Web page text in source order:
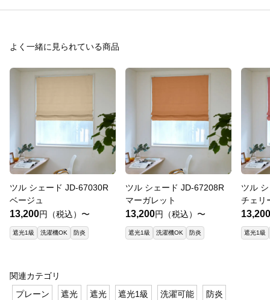
よく一緒に見られている商品
ツル シェード JD-67030R
ベージュ
13,200円（税込）〜
遮光1級 洗濯機OK 防炎
ツル シェード JD-67208R
マーガレット
13,200円（税込）〜
遮光1級 洗濯機OK 防炎
ツル
チェリ
13,200
遮光1級
関連カテゴリ
プレーン
遮光 遮光 遮光1級 洗濯可能 防炎